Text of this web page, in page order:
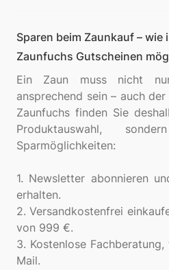
Sparen beim Zaunkauf –
Zaunfuchs Gutscheinen
Ein Zaun muss nicht
ansprechend sein – auch
Zaunfuchs finden Sie
Produktauswahl,
Sparmöglichkeiten:
1. Newsletter abonnieren
erhalten.
2. Versandkostenfrei
von 999 €.
3. Kostenlose
Mail.